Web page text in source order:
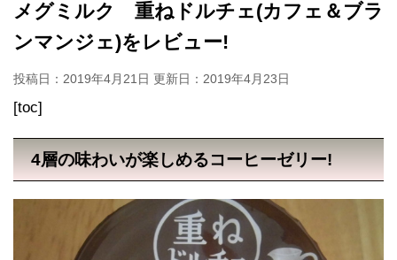
メグミルク 重ねドルチェ(カフェ＆ブラ
ンマンジェ)をレビュー!
投稿日：2019年4月21日 更新日： 2019年4月23日
[toc]
4層の味わいが楽しめるコーヒーゼリー!